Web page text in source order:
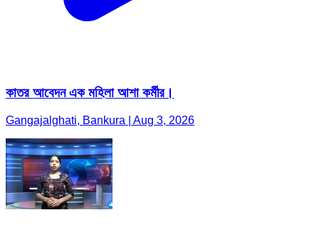
কাতর আবেদন এক মহিলা আশা কর্মীর।
Gangajalghati, Bankura | Aug 3, 2026